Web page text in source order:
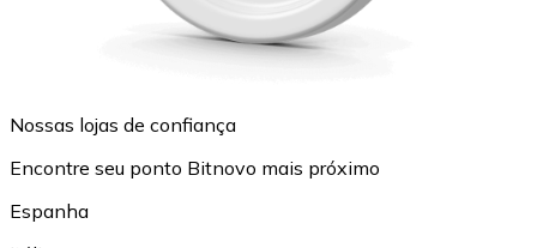
Nossas lojas de confiança
Encontre seu ponto Bitnovo mais próximo
Espanha